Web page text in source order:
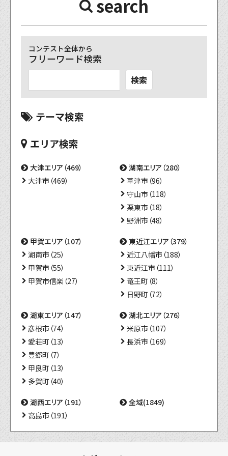
search
コンテスト全体から
フリーワード検索
検索
テーマ検索
エリア検索
大津エリア（469）
大津市（469）
湖南エリア（280）
草津市（96）
守山市（118）
栗東市（18）
野洲市（48）
甲賀エリア（107）
湖南市（25）
甲賀市（55）
甲賀市信楽（27）
東近江エリア（379）
近江八幡市（188）
東近江市（111）
竜王町（8）
日野町（72）
湖東エリア（147）
彦根市（74）
愛荘町（13）
豊郷町（7）
甲良町（13）
多賀町（40）
湖北エリア（276）
米原市（107）
長浜市（169）
湖西エリア（191）
高島市（191）
全域(1849)